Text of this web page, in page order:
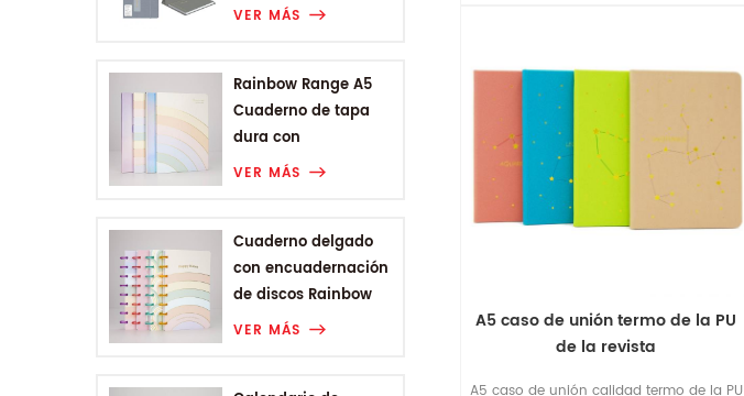
encuadernación
VER MÁS
Rainbow Range A5
Cuaderno de tapa
dura con
encuadernación
VER MÁS
Cuaderno delgado
con encuadernación
de discos Rainbow
Range
VER MÁS
A5 caso de unión termo de la PU
de la revista
A5 caso de unión calidad termo de la PU